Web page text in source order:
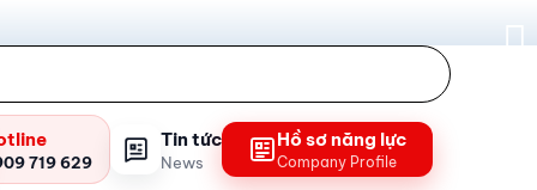
719 629
Tin tức
News
Hồ sơ năng lực
Company Profile